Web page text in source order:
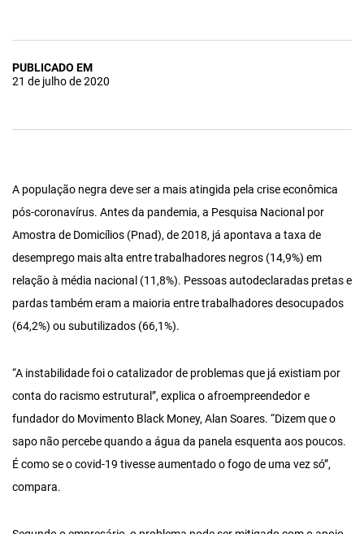
PUBLICADO EM
21 de julho de 2020
A população negra deve ser a mais atingida pela crise econômica
pós-coronavírus. Antes da pandemia, a Pesquisa Nacional por
Amostra de Domicílios (Pnad), de 2018, já apontava a taxa de
desemprego mais alta entre trabalhadores negros (14,9%) em
relação à média nacional (11,8%). Pessoas autodeclaradas pretas e
pardas também eram a maioria entre trabalhadores desocupados
(64,2%) ou subutilizados (66,1%).
“A instabilidade foi o catalizador de problemas que já existiam por
conta do racismo estrutural”, explica o afroempreendedor e
fundador do Movimento Black Money, Alan Soares. “Dizem que o
sapo não percebe quando a água da panela esquenta aos poucos.
É como se o covid-19 tivesse aumentado o fogo de uma vez só”,
compara.